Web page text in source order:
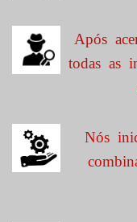
Após
todas as
Nós